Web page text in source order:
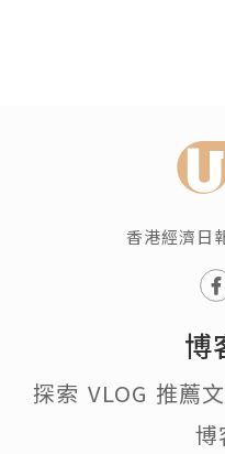
香港經濟日
博
探索 VLOG 推薦
博